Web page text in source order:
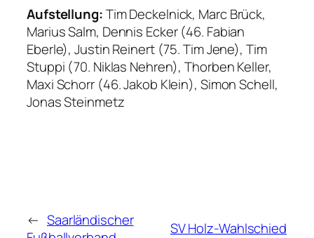
Aufstellung:Tim Deckelnick, Marc Brück,
Marius Salm, Dennis Ecker (46. Fabian
Eberle), Justin Reinert (75. Tim Jene), Tim
Stuppi (70. Niklas Nehren), Thorben Keller,
Maxi Schorr (46. Jakob Klein), Simon Schell,
Jonas Steinmetz
← Saarländischer
SV Holz-Wahlschied